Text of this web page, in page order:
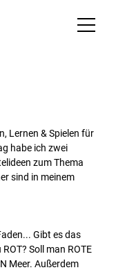
Lernen & Spielen für
habe ich zwei
zum Thema
sind in meinem
Gibt es das
Soll man ROTE
Meer. Außerdem